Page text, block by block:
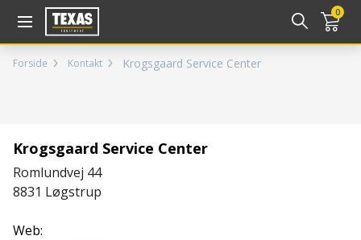
0
Forside Kontakt Krogsgaard Service Center
Krogsgaard Service Center
Romlundvej 44
8831 Løgstrup
Web: